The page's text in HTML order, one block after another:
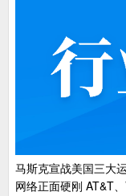
马斯克宣战美国三大
网络正面硬刚 AT&T